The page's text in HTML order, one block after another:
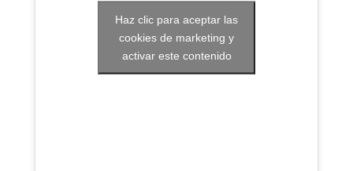
Haz clic para aceptar las
cookies de marketing y
activar este contenido